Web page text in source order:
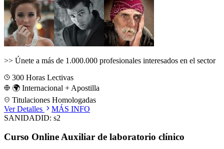
>> Únete a más de 1.000.000 profesionales interesados en el sector
300 Horas Lectivas
🌍 Internacional + Apostilla
Titulaciones Homologadas
Ver Detalles
MÁS INFO
SANIDADID: s2
Curso Online Auxiliar de laboratorio clínico